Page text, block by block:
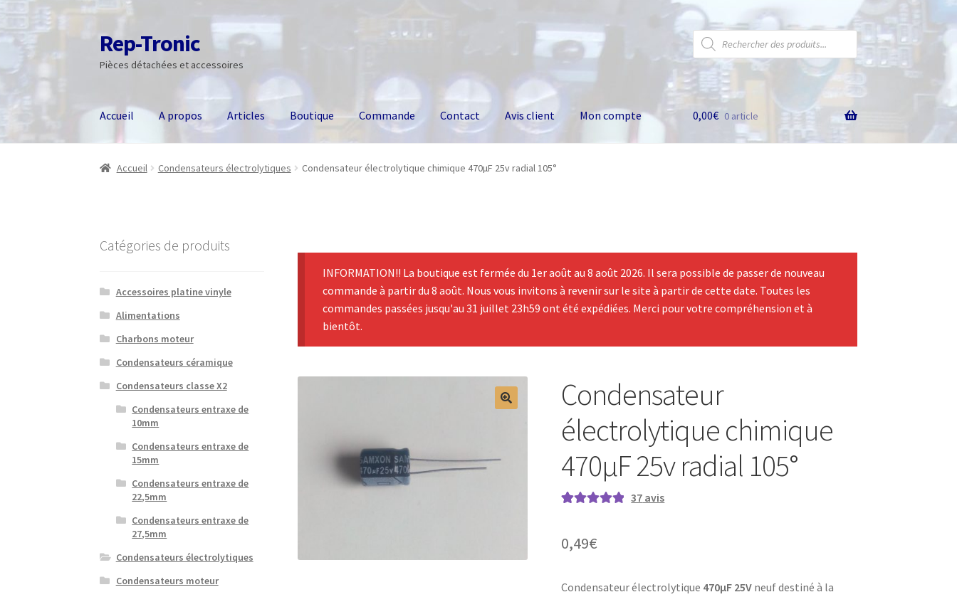
Aller
à
la
Aller
au
contenu
Rep-Tronic
Pièces détachées et accessoires
Recherche
de
produits
Accueil A propos Articles Boutique Commande Contact Avis client Mon compte 0,00€ 0 article
Accueil Condensateurs électrolytiques Condensateur électrolytique chimique 470µF 25v radial 105°
INFORMATION!! La boutique est fermée du 1er août au 8 août 2026. Il sera possible de passer de nouveau
commande à partir du 8 août. Nous vous invitons à revenir sur le site à partir de cette date. Toutes les
commandes passées jusqu'au 31 juillet 23h59 ont été expédiées. Merci pour votre compréhension et à
bientôt.
Condensateur
électrolytique chimique
470µF 25v radial 105°
notations
37 avis
0,49€
Condensateur électrolytique 470µF 25Vneuf destiné à la
Catégories de produits
Accessoires platine vinyle
Alimentations
Charbons moteur
Condensateurs céramique
Condensateurs classe X2
Condensateurs entraxe de
10mm
Condensateurs entraxe de
15mm
Condensateurs entraxe de
22,5mm
Condensateurs entraxe de
27,5mm
Condensateurs électrolytiques
Condensateurs moteur